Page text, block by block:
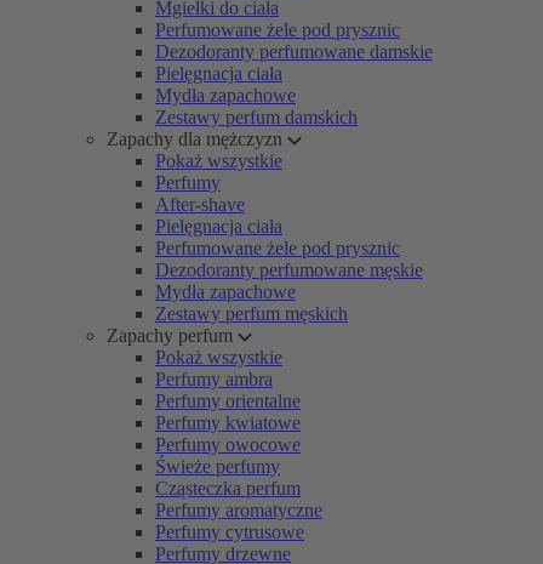
Mgiełki do ciała
Perfumowane żele pod prysznic
Dezodoranty perfumowane damskie
Pielęgnacja ciała
Mydła zapachowe
Zestawy perfum damskich
Zapachy dla mężczyzn
Pokaż wszystkie
Perfumy
After-shave
Pielęgnacja ciała
Perfumowane żele pod prysznic
Dezodoranty perfumowane męskie
Mydła zapachowe
Zestawy perfum męskich
Zapachy perfum
Pokaż wszystkie
Perfumy ambra
Perfumy orientalne
Perfumy kwiatowe
Perfumy owocowe
Świeże perfumy
Cząsteczka perfum
Perfumy aromatyczne
Perfumy cytrusowe
Perfumy drzewne